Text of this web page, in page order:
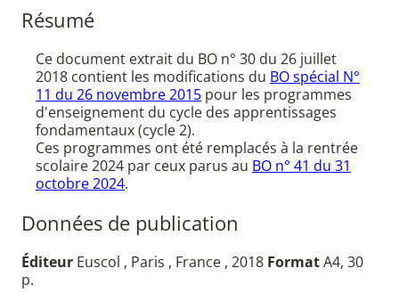
Résumé
Ce document extrait du BO n° 30 du 26 juillet
2018 contient les modifications du BO spécial N°
11 du 26 novembre 2015 pour les programmes
d'enseignement du cycle des apprentissages
fondamentaux (cycle 2).
Ces programmes ont été remplacés à la rentrée
scolaire 2024 par ceux parus au BO n° 41 du 31
octobre 2024.
Données de publication
Éditeur Euscol , Paris , France , 2018 FormatA4, 30
p.